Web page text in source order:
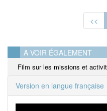
<<
A VOIR ÉGALEMENT
Film sur les missions et
Version en langue française